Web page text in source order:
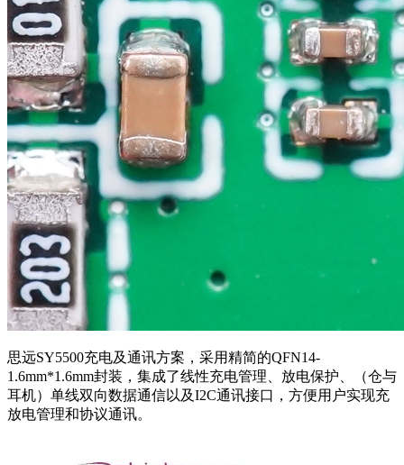
思远SY5500充电及通讯方案 ，采用精简的QFN14-
1.6mm*1.6mm封装， 集成了线性充电管理、放电保护、（仓与
耳机）单线双向数据通信以及I2C通讯接口，方便用户实现充
放电管理和协议通讯。